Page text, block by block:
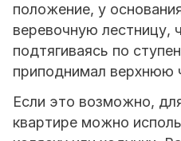
положение, у
веревочную лестницу,
подтягиваясь по
приподнимал верхнюю
Если это возможно,
квартире можно